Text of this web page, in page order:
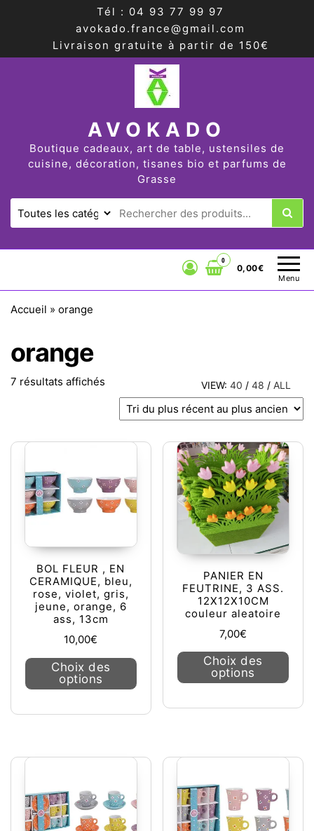
Tél : 04 93 77 99 97
avokado.france@gmail.com
Livraison gratuite à partir de 150€
AVOKADO
Boutique cadeaux, art de table, ustensiles de
cuisine, décoration, tisanes bio et parfums de
Grasse
Menu
0
0,00€
Accueil » orange
orange
VIEW: 40 / 48 / ALL
7 résultats affichés Trié du plus récent au plus ancien
BOL FLEUR , EN
CERAMIQUE, bleu,
rose, violet, gris,
jeune, orange, 6
ass, 13cm
10,00€
Choix des
options
Ce produit a plusieurs variations.
PANIER EN
FEUTRINE, 3 ASS.
12X12X10CM
couleur aleatoire
7,00€
Choix des
options